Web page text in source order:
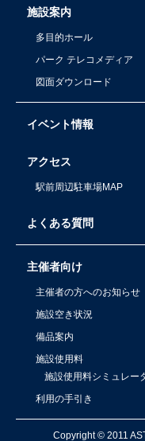
施設案内
多目的ホール
パーク テレコメディア
図面ダウンロード
イベント情報
アクセス
駅前周辺駐車場MAP
よくある質問
主催者向け
主催者の方へのお知らせ
施設空き状況
備品案内
施設使用料
施設使用料シミュレー
利用の手引き
Copyright © 2011